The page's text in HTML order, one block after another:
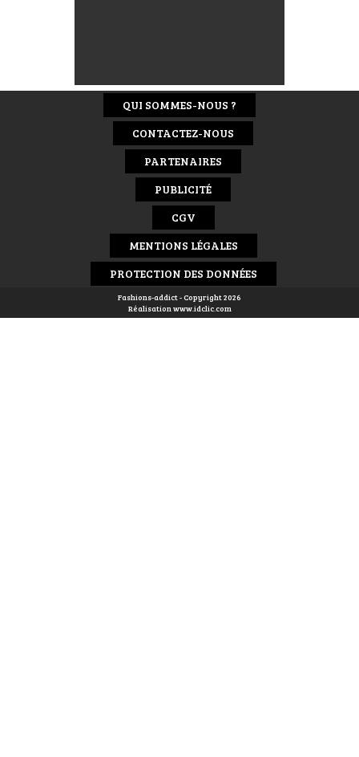
QUI SOMMES-NOUS ?
CONTACTEZ-NOUS
PARTENAIRES
PUBLICITÉ
CGV
MENTIONS LÉGALES
PROTECTION DES DONNÉES
Fashions-addict - Copyright 2026
Réalisationwww.idclic.com